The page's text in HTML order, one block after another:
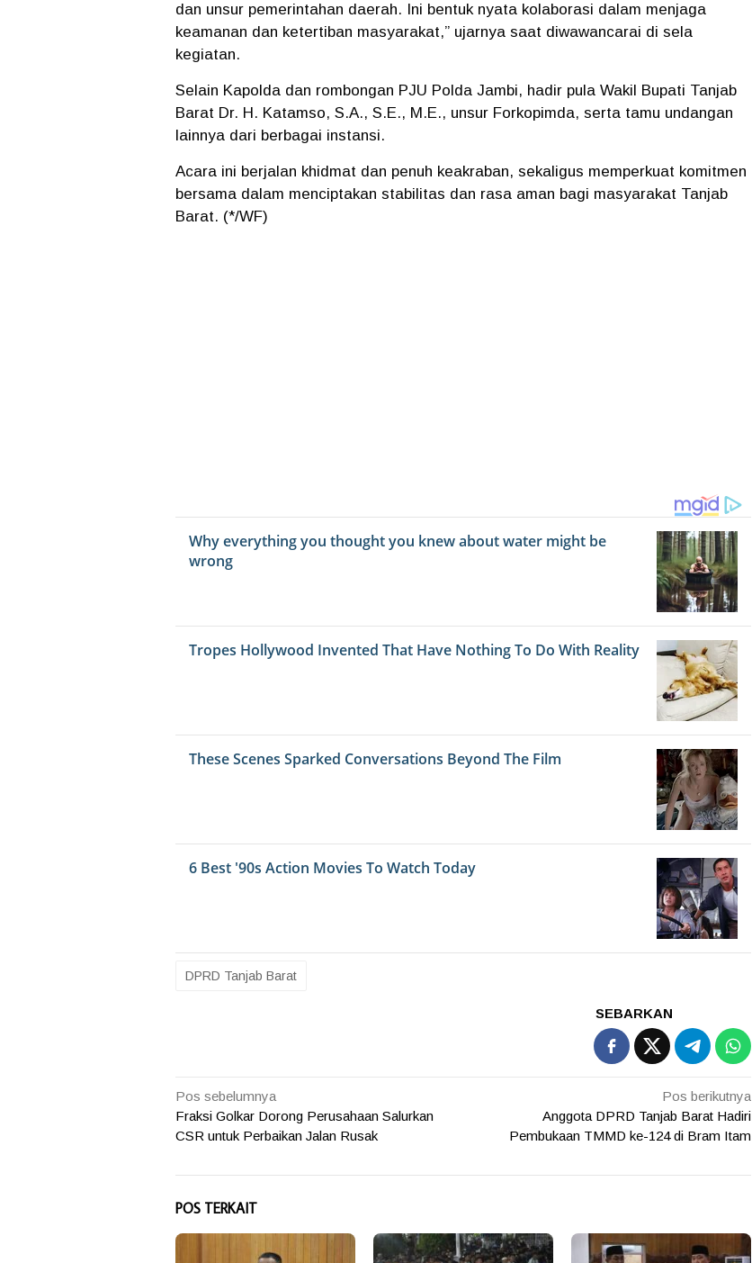
dan unsur pemerintahan daerah. Ini bentuk nyata kolaborasi dalam menjaga
keamanan dan ketertiban masyarakat,” ujarnya saat diwawancarai di sela
kegiatan.
Selain Kapolda dan rombongan PJU Polda Jambi, hadir pula Wakil Bupati Tanjab
Barat Dr. H. Katamso, S.A., S.E., M.E., unsur Forkopimda, serta tamu undangan
lainnya dari berbagai instansi.
Acara ini berjalan khidmat dan penuh keakraban, sekaligus memperkuat komitmen
bersama dalam menciptakan stabilitas dan rasa aman bagi masyarakat Tanjab
Barat. (*/WF)
DPRD Tanjab Barat
SEBARKAN
Navigasi
pos
Pos sebelumnya
Fraksi Golkar Dorong Perusahaan Salurkan
CSR untuk Perbaikan Jalan Rusak
Pos berikutnya
Anggota DPRD Tanjab Barat Hadiri
Pembukaan TMMD ke-124 di Bram Itam
POS TERKAIT